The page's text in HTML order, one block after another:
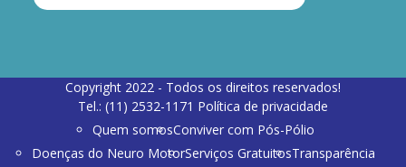
Copyright 2022 - Todos os direitos reservados!
Tel.: (11) 2532-1171 Política de privacidade
Quem somosConviver com Pós-Pólio
Doenças do Neuro MotorServiços GratuitosTransparência